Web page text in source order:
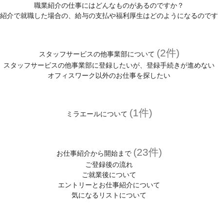
職業紹介の仕事にはどんなものがあるのですか？
介で就職した場合の、給与の支払や福利厚生はどのようになるので
スタッフサービスの他事業部について (2件)
スタッフサービスの他事業部に登録したいが、登録手続きが進めない
オフィスワーク以外のお仕事を探したい
ミラエールについて (1件)
お仕事紹介から開始まで (23件)
ご登録後の流れ
ご就業後について
エントリーとお仕事紹介について
気になるリストについて